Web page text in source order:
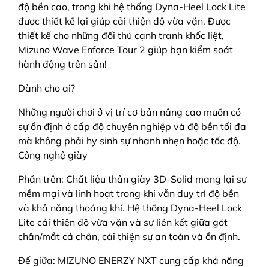
độ bền cao, trong khi hệ thống Dyna-Heel Lock Lite
được thiết kế lại giúp cải thiện độ vừa vặn. Được
thiết kế cho những đối thủ cạnh tranh khốc liệt,
Mizuno Wave Enforce Tour 2 giúp bạn kiểm soát
hành động trên sân!
Dành cho ai?
Những người chơi ở vị trí cơ bản nâng cao muốn có
sự ổn định ở cấp độ chuyên nghiệp và độ bền tối đa
mà không phải hy sinh sự nhanh nhẹn hoặc tốc độ.
Công nghệ giày
Phần trên: Chất liệu thân giày 3D-Solid mang lại sự
mềm mại và linh hoạt trong khi vẫn duy trì độ bền
và khả năng thoáng khí. Hệ thống Dyna-Heel Lock
Lite cải thiện độ vừa vặn và sự liên kết giữa gót
chân/mắt cá chân, cải thiện sự an toàn và ổn định.
Đế giữa: MIZUNO ENERZY NXT cung cấp khả năng